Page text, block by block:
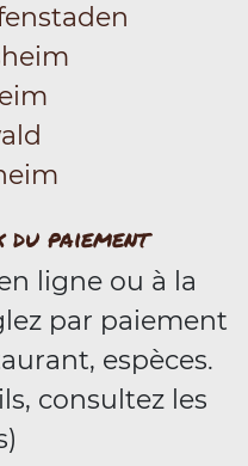
du paiement
ligne ou à la
par paiement
espèces.
consultez les